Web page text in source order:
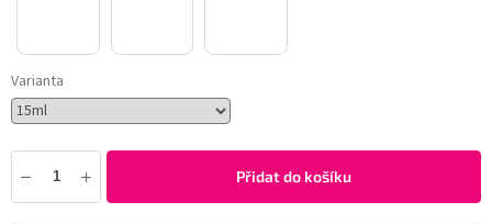
Varianta
Přidat do košíku